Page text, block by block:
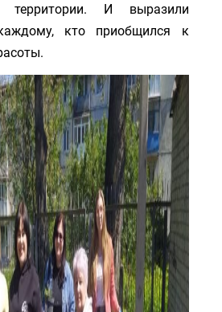
территории. И выразили
кто приобщился к